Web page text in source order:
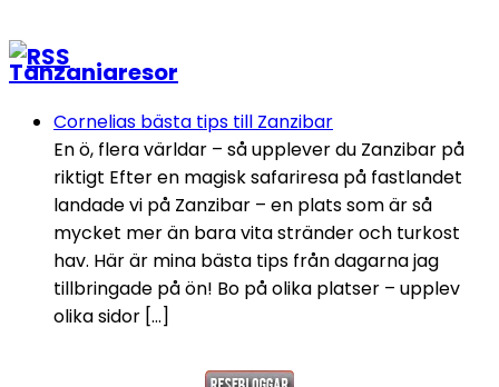
Tanzaniaresor
Cornelias bästa tips till Zanzibar
En ö, flera världar – så upplever du Zanzibar på
riktigt Efter en magisk safariresa på fastlandet
landade vi på Zanzibar – en plats som är så
mycket mer än bara vita stränder och turkost
hav. Här är mina bästa tips från dagarna jag
tillbringade på ön! Bo på olika platser – upplev
olika sidor […]